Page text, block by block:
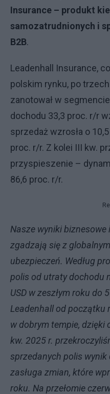
Insurance – produkt
samozatrudnionych i
B2B.
Leadenhall Insurance,
polskim rynku, po
zanotował w
dochodu 33,3 proc. r/r
sprzedaż wzrosła o
proc. r/r. Z kolei III kw.
przyspieszenie –
86,6 proc. r/r.
Nasze wyniki
zgadzają się z
ubezpieczeń. Według
polis od utraty dochodu
USD w zeszłym roku do
Leadenhall od początku
w dobrym tempie, dzięki
kw. 2025 r.
sprzedanych polis wynik
zasługa zmian, które
roku. Na przełomie